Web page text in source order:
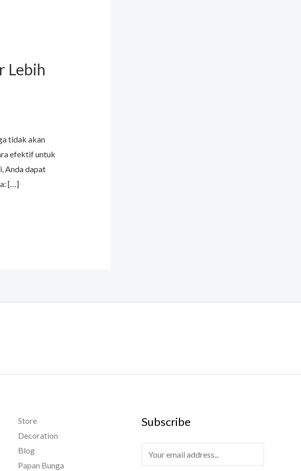
Lebih
tidak akan
efektif untuk
Anda dapat
[…]
Store
Decoration
Blog
Papan Bunga
Subscribe
m